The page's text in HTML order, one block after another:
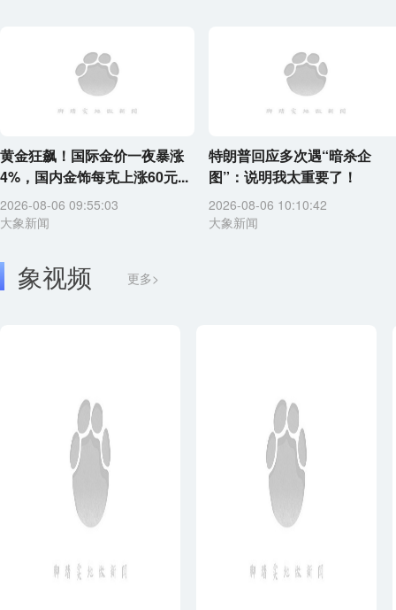
黄金狂飙！国际金价一夜暴涨
4%，国内金饰每克上涨60元...
2026-08-06 09:55:03
大象新闻
特朗普回应多次遇“暗杀企
图”：说明我太重要了！
2026-08-06 10:10:42
大象新闻
象视频 更多>